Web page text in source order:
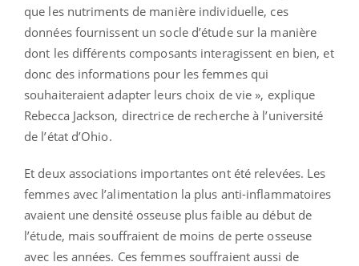
que les nutriments de manière individuelle, ces
données fournissent un socle d’étude sur la manière
dont les différents composants interagissent en bien, et
donc des informations pour les femmes qui
souhaiteraient adapter leurs choix de vie », explique
Rebecca Jackson, directrice de recherche à l’université
de l’état d’Ohio.
Et deux associations importantes ont été relevées. Les
femmes avec l’alimentation la plus anti-inflammatoires
avaient une densité osseuse plus faible au début de
l’étude, mais souffraient de moins de perte osseuse
avec les années. Ces femmes souffraient aussi de